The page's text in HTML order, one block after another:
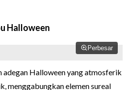
Halloween
Perbesar
adegan Halloween yang atmosferik
menggabungkan elemen sureal